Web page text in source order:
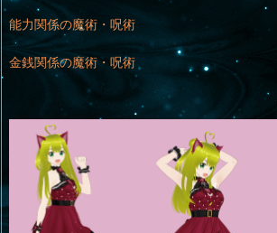
能力関係の魔術・呪術
金銭関係の魔術・呪術